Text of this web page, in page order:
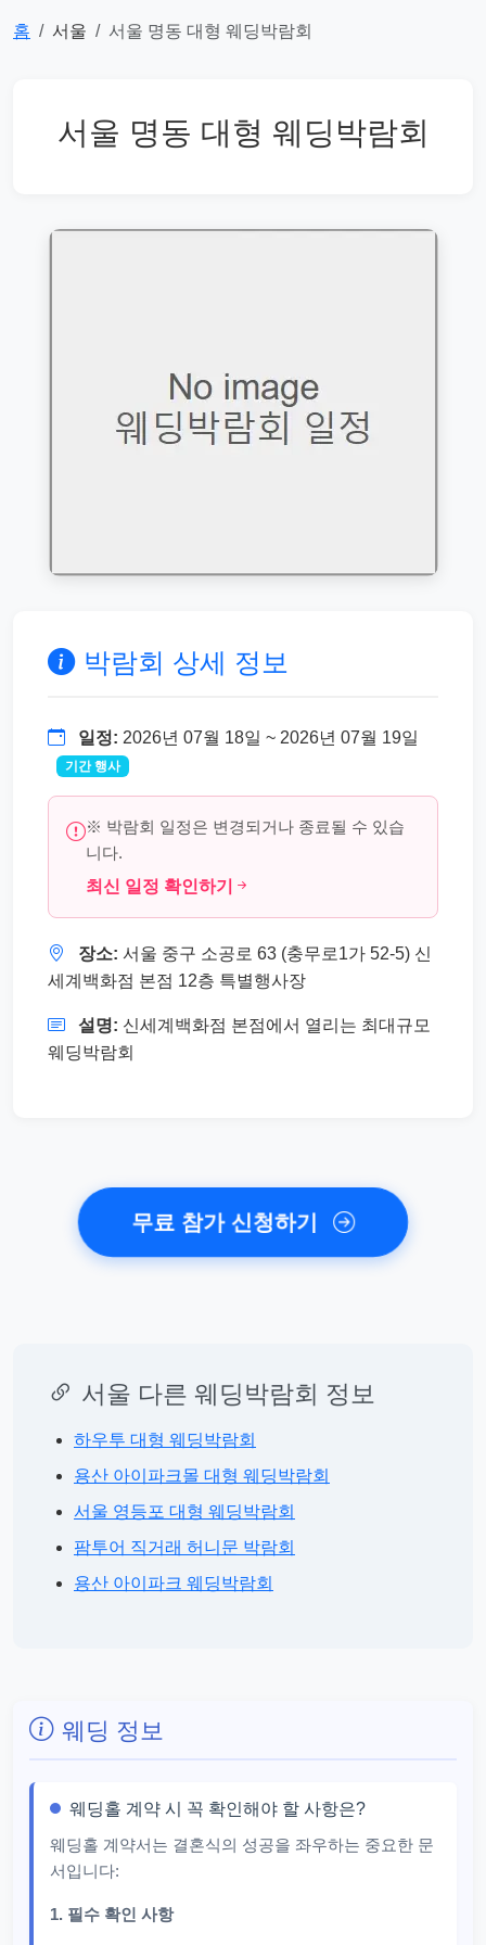
홈 서울 서울 명동 대형 웨딩박람회
서울 명동 대형 웨딩박람회
박람회 상세 정보
일정: 2026년 07월 18일 ~ 2026년 07월 19일
기간 행사
※ 박람회 일정은 변경되거나 종료될 수 있습
니다.
최신 일정 확인하기
장소: 서울 중구 소공로 63 (충무로1가 52-5) 신
세계백화점 본점 12층 특별행사장
설명: 신세계백화점 본점에서 열리는 최대규모
웨딩박람회
무료 참가 신청하기
서울 다른 웨딩박람회 정보
하우투 대형 웨딩박람회
용산 아이파크몰 대형 웨딩박람회
서울 영등포 대형 웨딩박람회
팜투어 직거래 허니문 박람회
용산 아이파크 웨딩박람회
웨딩 정보
웨딩홀 계약 시 꼭 확인해야 할 사항은?
웨딩홀 계약서는 결혼식의 성공을 좌우하는 중요한 문
서입니다:
1. 필수 확인 사항